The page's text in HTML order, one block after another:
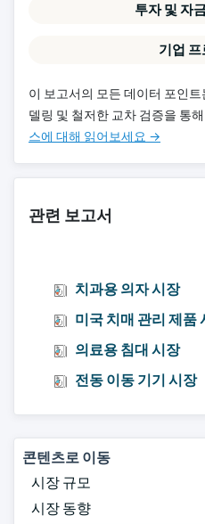
투자 및 자
기업
이 보고서의 모든 데이터 포인
델링 및 철저한 교차 검증을 통
스에 대해 읽어보세요 →
관련 보고서
치과용 의자 시장
미국 치매 관리 제품
의료용 침대 시장
전동 이동 기기 시장
콘텐츠로 이동
시장 규모
시장 동향